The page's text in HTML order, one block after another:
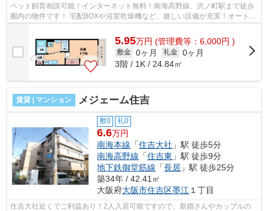
ペット飼育相談可能！インターネット無料！南海高野線、沢ノ町駅まで徒歩
圏内の物件です！ 宅配BOXや浴室乾燥機など、嬉しい設備が充実！オートロ
5.95万円 (管理費等：6,000円 )
敷金 0ヶ月 礼金 0ヶ月
3階 / 1K / 24.84㎡
賃貸 | マンション メジェーム住吉
敷0 礼0
6.6万円
南海本線 「住吉大社 」駅 徒歩5分
南海高野線 「住吉東 」駅 徒歩9分
地下鉄御堂筋線 「長居 」駅 徒歩25分
築34年 / 42.41㎡
大阪府大阪市住吉区墨江 １丁目
住吉大社近くでご利益あり！2人入居可能ですので、新婚さんやカップルの